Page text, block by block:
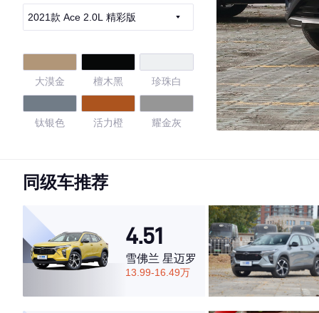
2021款 Ace 2.0L 精彩版
大漠金 檀木黑 珍珠白
钛银色 活力橙 耀金灰
4.62
·外观表现一般，低于59%同级车
·空间表现较为优秀，优于57%同级车
同级车推荐
4.51
雪佛兰 星迈罗
13.99-16.49万